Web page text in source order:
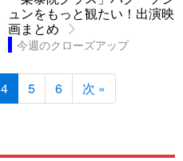
ュンをもっと観たい！出演映
画まとめ
今週のクローズアップ
4 5 6 次 »